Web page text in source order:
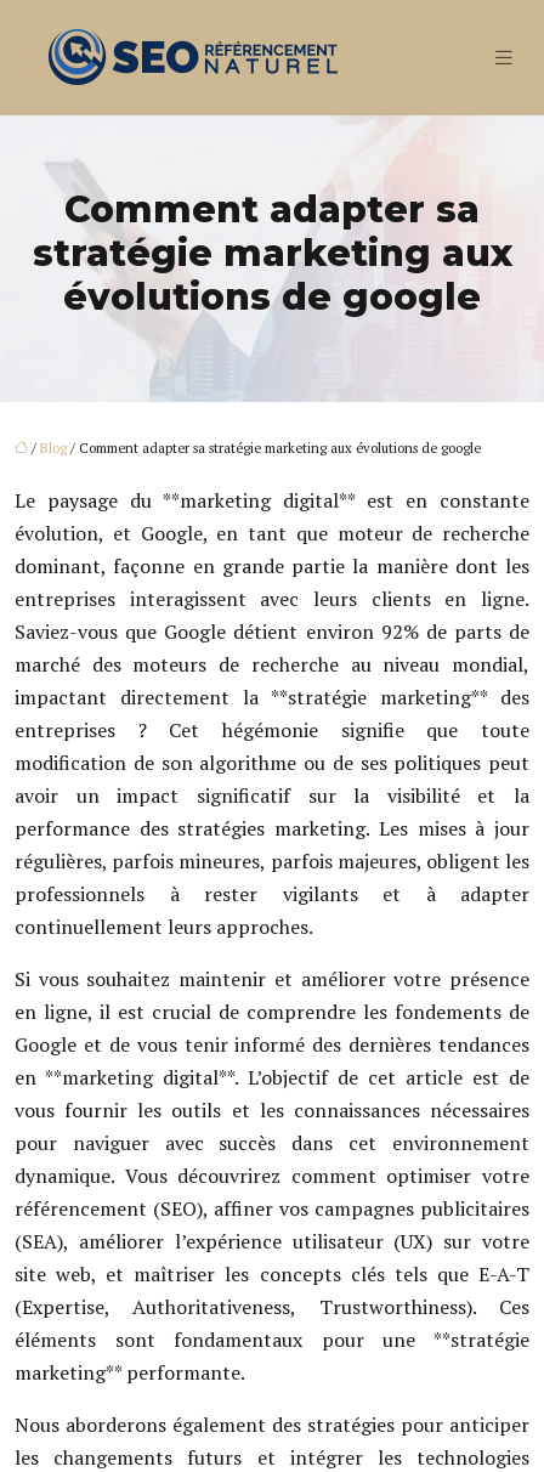
Comment adapter sa
stratégie marketing aux
évolutions de google
/ Blog/ Comment adapter sa stratégie marketing aux évolutions de google
Le paysage du **marketing digital** est en constante
évolution, et Google, en tant que moteur de recherche
dominant, façonne en grande partie la manière dont les
entreprises interagissent avec leurs clients en ligne.
Saviez-vous que Google détient environ 92% de parts de
marché des moteurs de recherche au niveau mondial,
impactant directement la **stratégie marketing** des
entreprises ? Cet hégémonie signifie que toute
modification de son algorithme ou de ses politiques peut
avoir un impact significatif sur la visibilité et la
performance des stratégies marketing. Les mises à jour
régulières, parfois mineures, parfois majeures, obligent les
professionnels à rester vigilants et à adapter
continuellement leurs approches.
Si vous souhaitez maintenir et améliorer votre présence
en ligne, il est crucial de comprendre les fondements de
Google et de vous tenir informé des dernières tendances
en **marketing digital**. L’objectif de cet article est de
vous fournir les outils et les connaissances nécessaires
pour naviguer avec succès dans cet environnement
dynamique. Vous découvrirez comment optimiser votre
référencement (SEO), affiner vos campagnes publicitaires
(SEA), améliorer l’expérience utilisateur (UX) sur votre
site web, et maîtriser les concepts clés tels que E-A-T
(Expertise, Authoritativeness, Trustworthiness). Ces
éléments sont fondamentaux pour une **stratégie
marketing** performante.
Nous aborderons également des stratégies pour anticiper
les changements futurs et intégrer les technologies